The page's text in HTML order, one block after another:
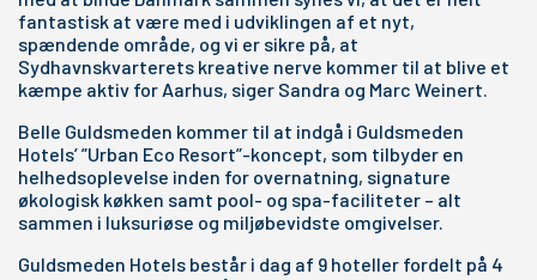
fantastisk at være med i udviklingen af et nyt,
spændende område, og vi er sikre på, at
Sydhavnskvarterets kreative nerve kommer til at blive et
kæmpe aktiv for Aarhus, siger Sandra og Marc Weinert.
Belle Guldsmeden kommer til at indgå i Guldsmeden
Hotels’ ”Urban Eco Resort”-koncept, som tilbyder en
helhedsoplevelse inden for overnatning, signature
økologisk køkken samt pool- og spa-faciliteter – alt
sammen i luksuriøse og miljøbevidste omgivelser.
Guldsmeden Hotels består i dag af 9 hoteller fordelt på 4